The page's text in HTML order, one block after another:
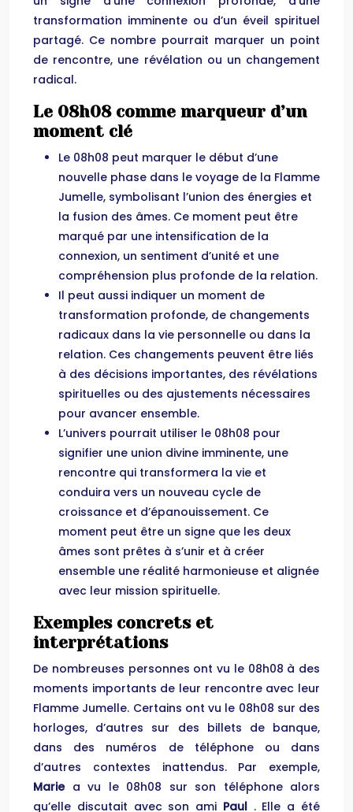
transformation imminente ou d’un éveil spirituel
partagé. Ce nombre pourrait marquer un point
de rencontre, une révélation ou un changement
radical.
Le 08h08 comme marqueur d’un
moment clé
Le 08h08 peut marquer le début d’une
nouvelle phase dans le voyage de la Flamme
Jumelle, symbolisant l’union des énergies et
la fusion des âmes. Ce moment peut être
marqué par une intensification de la
connexion, un sentiment d’unité et une
compréhension plus profonde de la relation.
Il peut aussi indiquer un moment de
transformation profonde, de changements
radicaux dans la vie personnelle ou dans la
relation. Ces changements peuvent être liés
à des décisions importantes, des révélations
spirituelles ou des ajustements nécessaires
pour avancer ensemble.
L’univers pourrait utiliser le 08h08 pour
signifier une union divine imminente, une
rencontre qui transformera la vie et
conduira vers un nouveau cycle de
croissance et d’épanouissement. Ce
moment peut être un signe que les deux
âmes sont prêtes à s’unir et à créer
ensemble une réalité harmonieuse et alignée
avec leur mission spirituelle.
Exemples concrets et
interprétations
De nombreuses personnes ont vu le 08h08 à des
moments importants de leur rencontre avec leur
Flamme Jumelle. Certains ont vu le 08h08 sur des
horloges, d’autres sur des billets de banque,
dans des numéros de téléphone ou dans
d’autres contextes inattendus. Par exemple,
Marie a vu le 08h08 sur son téléphone alors
qu’elle discutait avec son ami Paul . Elle a été